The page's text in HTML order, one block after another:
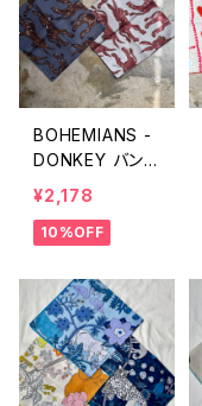
BOHEMIANS -
DONKEY バン
ダナ
¥2,178
10%OFF